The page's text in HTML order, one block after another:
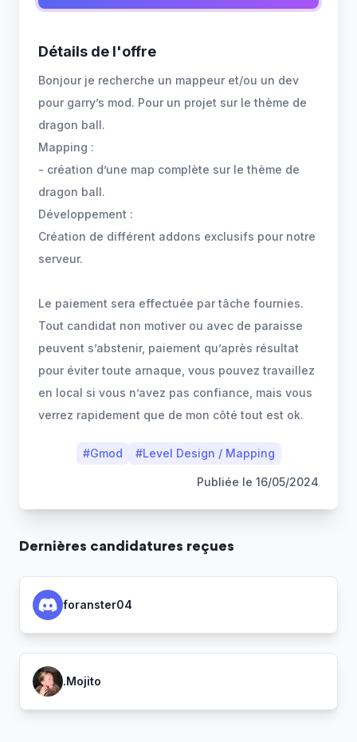
Détails de l'offre
Bonjour je recherche un mappeur et/ou un dev
pour garry’s mod. Pour un projet sur le thème de
dragon ball.
Mapping :
- création d’une map complète sur le thème de
dragon ball.
Développement :
Création de différent addons exclusifs pour notre
serveur.
Le paiement sera effectuée par tâche fournies.
Tout candidat non motiver ou avec de paraisse
peuvent s’abstenir, paiement qu’après résultat
pour éviter toute arnaque, vous pouvez travaillez
en local si vous n’avez pas confiance, mais vous
verrez rapidement que de mon côté tout est ok.
#Gmod #Level Design / Mapping
Publiée le 16/05/2024
Dernières candidatures reçues
foranster04
.Mojito